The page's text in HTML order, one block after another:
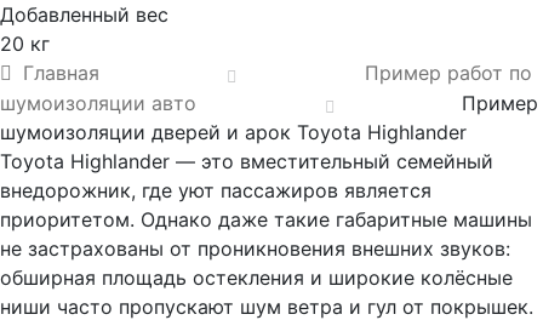
Добавленный вес
20 кг
Главная
Пример работ по
шумоизоляции авто
Пример
шумоизоляции дверей и арок Toyota Highlander
Toyota Highlander — это вместительный семейный
внедорожник, где уют пассажиров является
приоритетом. Однако даже такие габаритные машины
не застрахованы от проникновения внешних звуков:
обширная площадь остекления и широкие колёсные
ниши часто пропускают шум ветра и гул от покрышек.